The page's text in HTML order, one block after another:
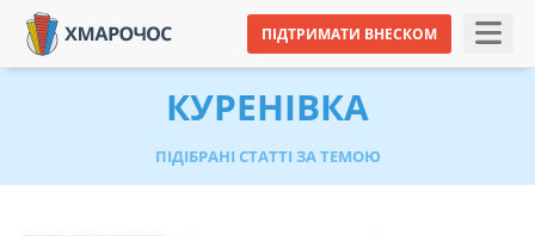
ПІДТРИМАТИ ВНЕСКОМ
КУРЕНІВКА
ПІДІБРАНІ СТАТТІ ЗА ТЕМОЮ